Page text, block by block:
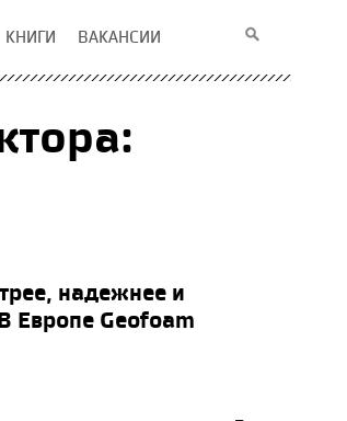
КНИГИ ВАКАНСИИ
надежнее и
Европе Geofoam